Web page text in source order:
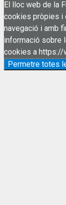
El lloc web de la
cookies pròpies i
navegació i amb
informació sobre
cookies a https://
Permetre totes